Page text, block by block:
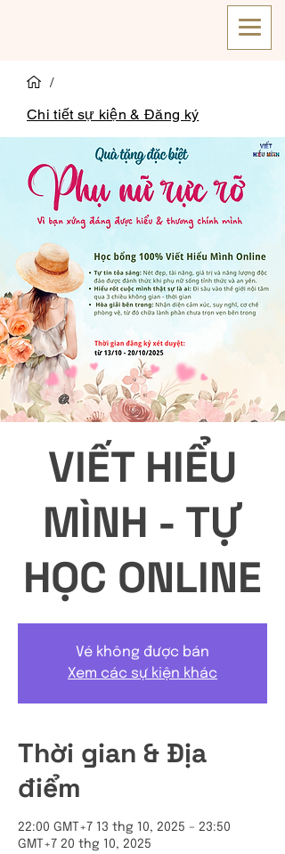
/
Chi tiết sự kiện & Đăng ký
VIẾT HIỂU
MÌNH - TỰ
HỌC ONLINE
Vé không được bán
Xem các sự kiện khác
Thời gian & Địa
điểm
22:00 GMT+7 13 thg 10, 2025 – 23:50
GMT+7 20 thg 10, 2025